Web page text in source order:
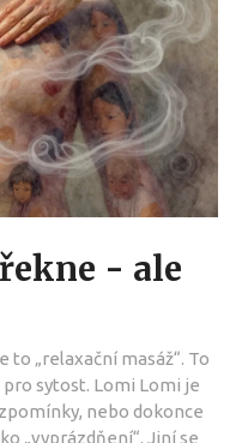
- ale
to „relaxační masáž“. To
sytost. Lomi Lomi je
nebo dokonce
„vyprázdňení“. Jiní se